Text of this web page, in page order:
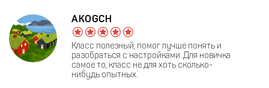
AKOGCH
Класс полезный, помог лучше понять и
разобраться с настройками. Для новичка
самое то, класс не для хоть сколько-
нибудь опытных.